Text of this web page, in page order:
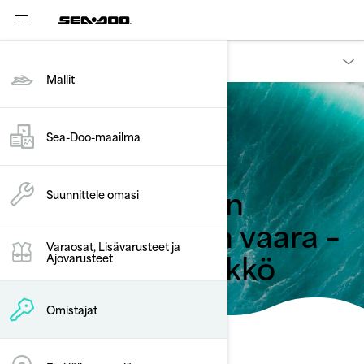
Mallit
Sea-Doo-maailma
Suunnittele omasi
Varaosat, Lisävarusteet ja
Ajovarusteet
Omistajat
Takaisin kohtaan takaisinkutsukampanjat
Ajoneuvon
arvaamattoman
käyttäytymisen vaara –
sisäänottosäleikkö
saattaa irrota